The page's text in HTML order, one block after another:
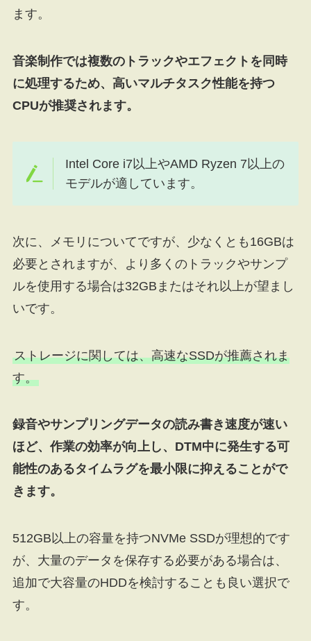
ます。
音楽制作では複数のトラックやエフェクトを同時
に処理するため、高いマルチタスク性能を持つ
CPUが推奨されます。
Intel Core i7以上やAMD Ryzen 7以上の
モデルが適しています。
次に、メモリについてですが、少なくとも16GBは
必要とされますが、より多くのトラックやサンプ
ルを使用する場合は32GBまたはそれ以上が望まし
いです。
ストレージに関しては、高速なSSDが推薦されま
す。
録音やサンプリングデータの読み書き速度が速い
ほど、作業の効率が向上し、DTM中に発生する可
能性のあるタイムラグを最小限に抑えることがで
きます。
512GB以上の容量を持つNVMe SSDが理想的です
が、大量のデータを保存する必要がある場合は、
追加で大容量のHDDを検討することも良い選択で
す。